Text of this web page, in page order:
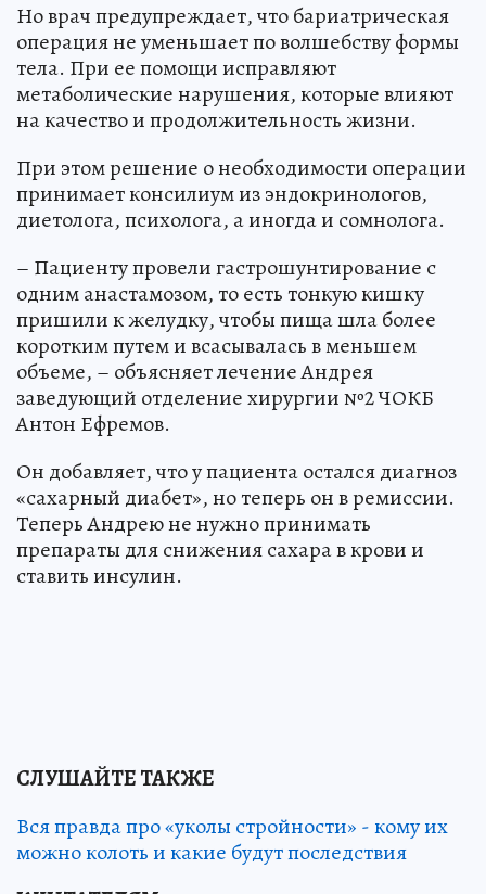
Но врач предупреждает, что бариатрическая
операция не уменьшает по волшебству формы
тела. При ее помощи исправляют
метаболические нарушения, которые влияют
на качество и продолжительность жизни.
При этом решение о необходимости операции
принимает консилиум из эндокринологов,
диетолога, психолога, а иногда и сомнолога.
– Пациенту провели гастрошунтирование с
одним анастамозом, то есть тонкую кишку
пришили к желудку, чтобы пища шла более
коротким путем и всасывалась в меньшем
объеме, – объясняет лечение Андрея
заведующий отделение хирургии №2 ЧОКБ
Антон Ефремов.
Он добавляет, что у пациента остался диагноз
«сахарный диабет», но теперь он в ремиссии.
Теперь Андрею не нужно принимать
препараты для снижения сахара в крови и
ставить инсулин.
СЛУШАЙТЕ ТАКЖЕ
Вся правда про «уколы стройности» - кому их
можно колоть и какие будут последствия